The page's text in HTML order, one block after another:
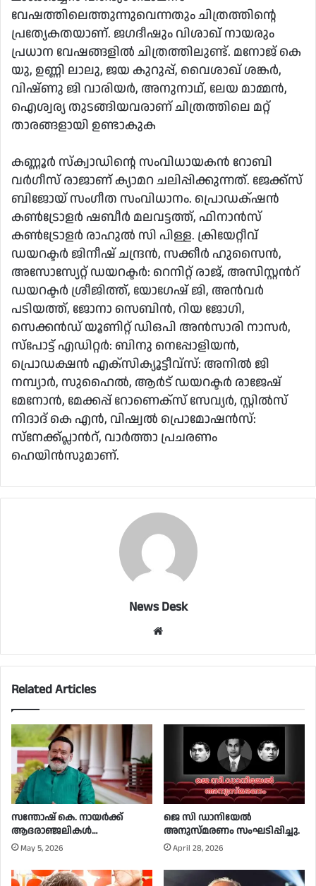
വേഷത്തിലെത്തുന്നുവെന്നതും ചിത്രത്തിന്റെ
പ്രത്യേകതയാണ്. ജഗദീഷും വിശാഖ് നായരും
പ്രധാന വേഷങ്ങളിൽ ചിത്രത്തിലുണ്ട്. മനോജ് കെ
യു, ഉണ്ണി ലാലു, ജയ കുറുപ്പ്, വൈശാഖ് ശങ്കർ,
വിഷ്‍ണു ജി വാരിയർ, അനുനാഥ്, ലേയ മാമ്മൻ,
ഐശ്വര്യ തുടങ്ങിയവരാണ് ചിത്രത്തിലെ മറ്റ്
താരങ്ങളായി ഉണ്ടാകുക
കണ്ണൂർ സ്‌ക്വാഡിന്റെ സംവിധായകൻ റോബി
വർഗീസ് രാജാണ് ക്യാമറ ചലിപ്പിക്കുന്നത്. ജേക്ക്‍സ്
ബിജോയ് സംഗീത സംവിധാനം. പ്രൊഡക്‌ഷൻ
കൺട്രോളർ ഷബീർ മലവട്ടത്ത്, ഫിനാൻസ്
കൺട്രോളർ രാഹുൽ സി പിള്ള. ക്രിയേറ്റീവ്
ഡയറക്ടർ ജിനീഷ് ചന്ദ്രൻ, സക്കീർ ഹുസൈൻ,
അസോസ്യേറ്റ് ഡയറക്ടർ: റെനിറ്റ് രാജ്, അസിസ്റ്റന്‍റ്
ഡയറക്ടർ ശ്രീജിത്ത്, യോഗേഷ് ജി, അൻവർ
പടിയത്ത്, ജോനാ സെബിൻ, റിയ ജോഗി,
സെക്കൻഡ് യൂണിറ്റ് ഡിഒപി അൻസാരി നാസർ,
സ്പോട്ട് എഡിറ്റർ: ബിനു നെപ്പോളിയൻ,
പ്രൊഡക്ഷൻ എക്സിക്യൂട്ടീവ്സ്: അനിൽ ജി
നമ്പ്യാർ, സുഹൈൽ, ആർട് ഡയറക്ടർ രാജേഷ്
മേനോൻ, മേക്കപ്പ് റോണെക്സ് സേവ്യർ, സ്റ്റിൽസ്
നിദാദ് കെ എൻ, വിഷ്വൽ പ്രൊമോഷൻസ്:
സ്നേക്ക്പ്ലാന്‍റ്, വാർത്താ പ്രചരണം
ഹെയിൻസുമാണ്.
News Desk
Related Articles
സന്തോഷ് കെ. നായർക്ക്
ആദരാഞ്ജലികൾ…
May 5, 2026
ജെ സി ഡാനിയേൽ
അനുസ്മരണം സംഘടിപ്പിച്ചു.
April 28, 2026